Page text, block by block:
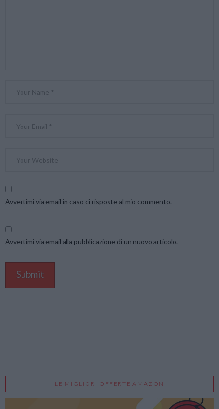
Avvertimi via email in caso di risposte al mio commento.
Avvertimi via email alla pubblicazione di un nuovo articolo.
LE MIGLIORI OFFERTE AMAZON